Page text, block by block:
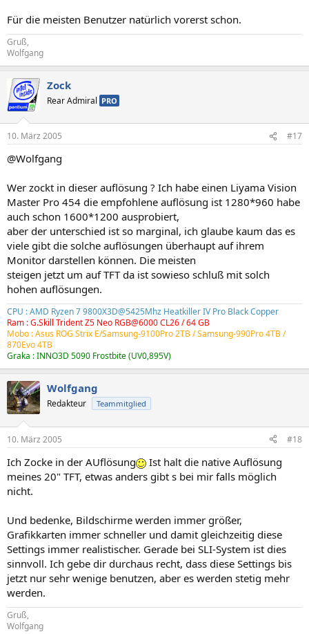
Für die meisten Benutzer natürlich vorerst schon.
Gruß,
Wolfgang
Zock
Rear Admiral PRO
10. März 2005 #17
@Wolfgang
Wer zockt in dieser auflösung ? Ich habe einen Liyama Vision
Master Pro 454 die empfohlene auflösung ist 1280*960 habe
auch schon 1600*1200 ausprobiert,
aber der unterschied ist so marginal, ich glaube kaum das es
viele gibt die solche auflösungen überhaupt auf ihrem
Monitor darstellen können. Die meisten
steigen jetzt um auf TFT da ist sowieso schluß mit solch
hohen auflösungen.
CPU : AMD Ryzen 7 9800X3D@5425Mhz Heatkiller IV Pro Black Copper
Ram : G.Skill Trident Z5 Neo RGB@6000 CL26 / 64 GB
Mobo : Asus ROG Strix E/Samsung-9100Pro 2TB /Samsung-990Pro 4TB/
870Evo 4TB
Graka : INNO3D 5090 Frostbite (UV0,895V)
Wolfgang
Redakteur Teammitglied
10. März 2005 #18
Ich Zocke in der AUflösung
Ist halt die native Auflösung
meines 20" TFT, etwas anders gibt s bei mir falls möglich
nicht.
Und bedenke, Bildschirme werden immer größer,
Grafikkarten immer schneller und damit gleichzeitig diese
Settings immer realistischer. Gerade bei SLI-System ist dies
sinnvoll. Ich gebe dir durchaus recht, dass diese Settings bis
jetzt nur sehr wenige benutzen, aber es werden stetig mehr
werden.
Gruß,
Wolfgang